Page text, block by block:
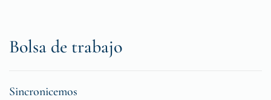
Bolsa de trabajo
Sincronicemos